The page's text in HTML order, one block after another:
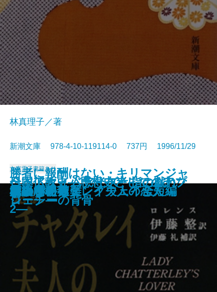
蝶々の纏足・風葬の教室
孤独の歌声
淋しい狩人
6月19日の花嫁
スノーグース
イタリアからの手紙
全国アホ・バカ分布考―はるかな
る言葉の旅路―
きもの
新約聖書を知っていますか
着物の悦び きもの七転び八起き
林真理子／著
新潮文庫 978-4-10-119114-0 737円 1996/11/29
文庫電子書籍あり
完訳 チャタレイ夫人の恋人
ベッドタイムアイズ・指の戯れ・
ジェシーの背骨
ニコライ遭難
櫂
かまいたち
幸福な朝食
日本仏教史―思想史としてのアプ
ローチ―
臓器農場
勝者に報酬はない・キリマンジャ
ロの雪―ヘミングウェイ全短編
2―
柩の中の猫